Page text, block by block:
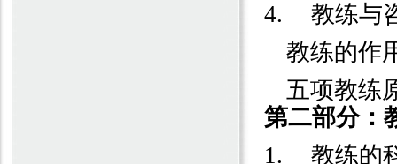
4.
教练与
教练的作
五项教练
第二部分：
1.
教练的